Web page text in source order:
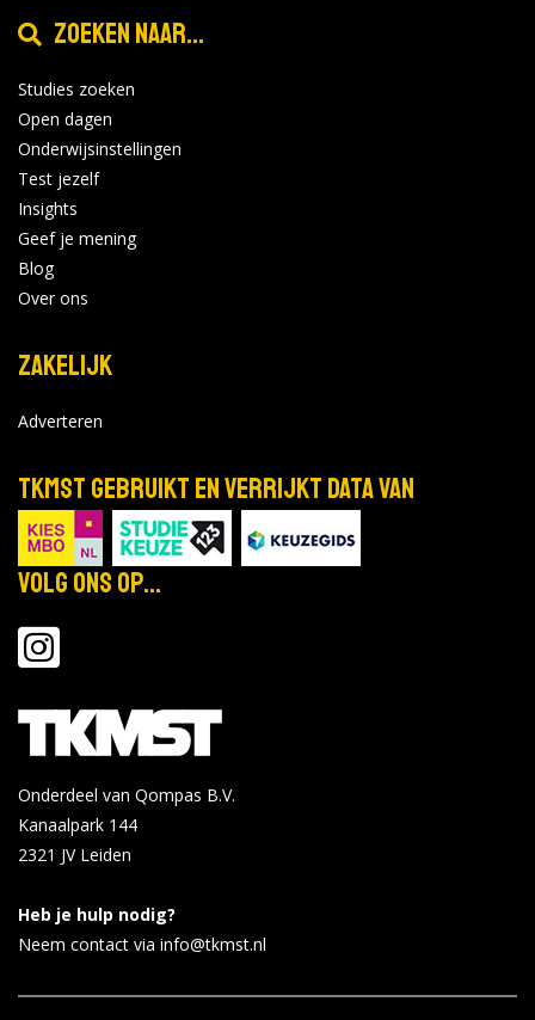
Zoeken naar...
Studies zoeken
Open dagen
Onderwijsinstellingen
Test jezelf
Insights
Geef je mening
Blog
Over ons
Zakelijk
Adverteren
TKMST gebruikt en verrijkt data van
Volg ons op...
Onderdeel van Qompas B.V.
Kanaalpark 144
2321 JV Leiden
Heb je hulp nodig?
Neem contact via info@tkmst.nl